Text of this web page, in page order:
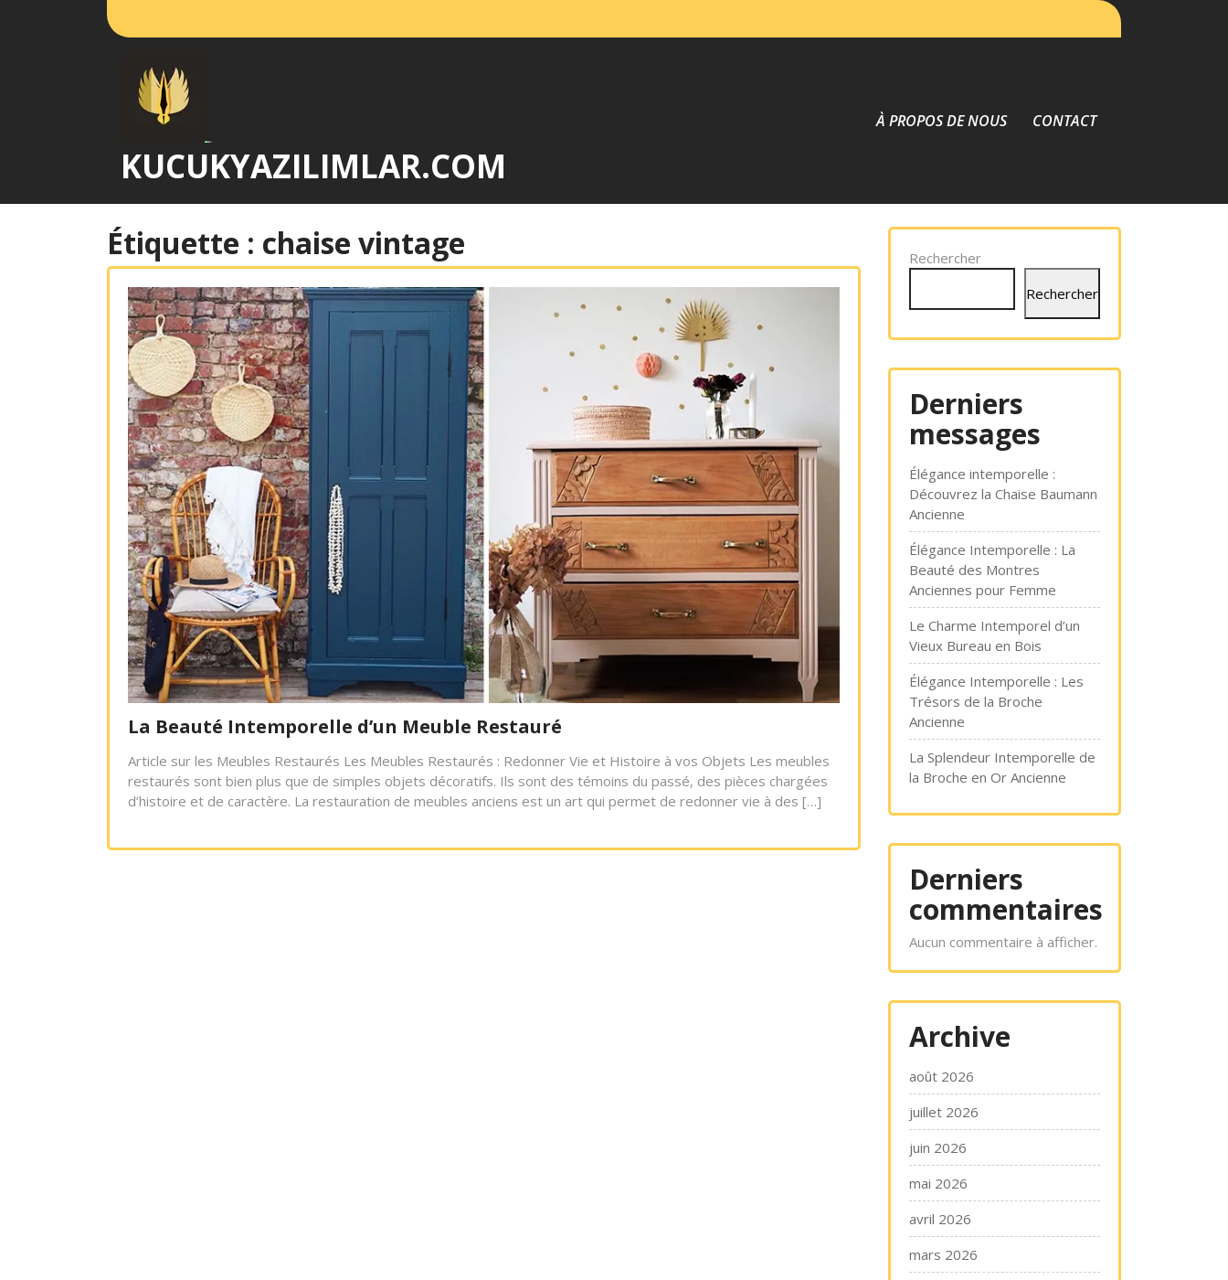
KUCUKYAZILIMLAR.COM
À PROPOS DE NOUS CONTACT
Étiquette : chaise vintage
La Beauté Intemporelle d’un Meuble Restauré
Article sur les Meubles Restaurés Les Meubles Restaurés : Redonner Vie et Histoire à vos Objets Les meubles
restaurés sont bien plus que de simples objets décoratifs. Ils sont des témoins du passé, des pièces chargées
d’histoire et de caractère. La restauration de meubles anciens est un art qui permet de redonner vie à des […]
Rechercher
Rechercher
Derniers
messages
Élégance intemporelle :
Découvrez la Chaise Baumann
Ancienne
Élégance Intemporelle : La
Beauté des Montres
Anciennes pour Femme
Le Charme Intemporel d’un
Vieux Bureau en Bois
Élégance Intemporelle : Les
Trésors de la Broche
Ancienne
La Splendeur Intemporelle de
la Broche en Or Ancienne
Derniers
commentaires
Aucun commentaire à afficher.
Archive
août 2026
juillet 2026
juin 2026
mai 2026
avril 2026
mars 2026